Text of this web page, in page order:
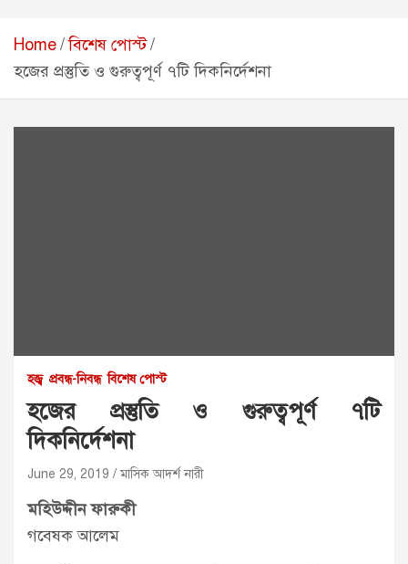
Home বিশেষ পোস্ট
হজের প্রস্তুতি ও গুরুত্বপূর্ণ ৭টি দিকনির্দেশনা
হজ্ব প্রবন্ধ-নিবন্ধ বিশেষ পোস্ট
হজের প্রস্তুতি ও গুরুত্বপূর্ণ ৭টি
দিকনির্দেশনা
June 29, 2019 মাসিক আদর্শ নারী
মহিউদ্দীন ফারুকী
গবেষক আলেম